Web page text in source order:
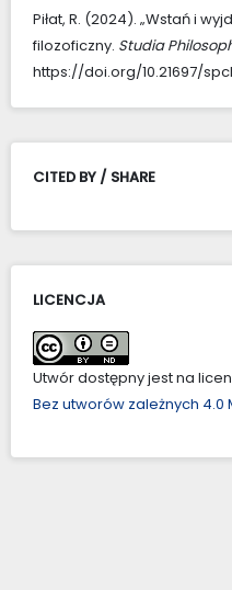
Piłat, R. (2024). „Wstań i
filozoficzny. Studia
https://doi.org/10.21697/
CITED BY / SHARE
LICENCJA
Utwór dostępny jest na
Bez utworów zależnych